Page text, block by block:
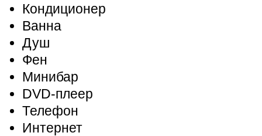
Кондиционер
Ванна
Душ
Фен
Минибар
DVD-плеер
Телефон
Интернет